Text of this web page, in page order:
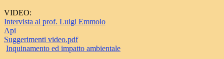
VIDEO:
Intervista al prof. Luigi Emmolo
Api
Suggerimenti video.pdf
Inquinamento ed impatto ambientale